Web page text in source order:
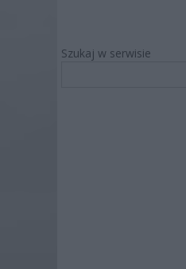
Szukaj w serwisie